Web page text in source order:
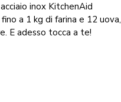
inox KitchenAid
a 1 kg di farina e 12 uova,
E adesso tocca a te!